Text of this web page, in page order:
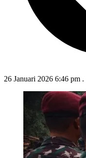
26 Januari 2026 6:46 pm .